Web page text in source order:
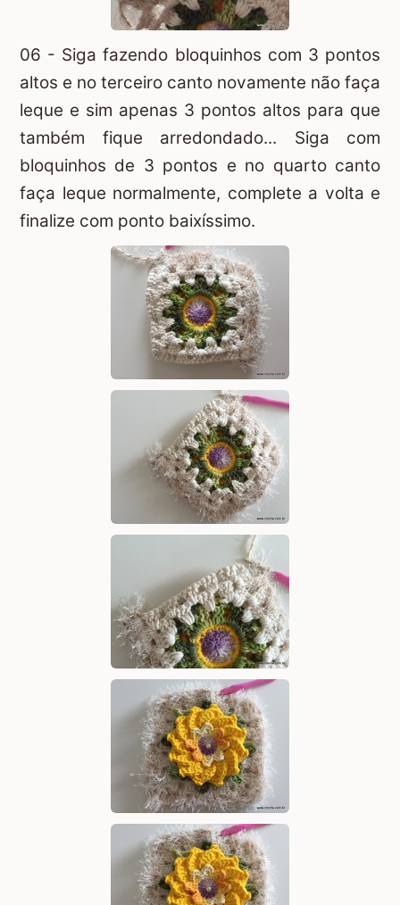
06 - Siga fazendo bloquinhos com 3 pontos
altos e no terceiro canto novamente não faça
leque e sim apenas 3 pontos altos para que
também fique arredondado... Siga com
bloquinhos de 3 pontos e no quarto canto
faça leque normalmente, complete a volta e
finalize com ponto baixíssimo.